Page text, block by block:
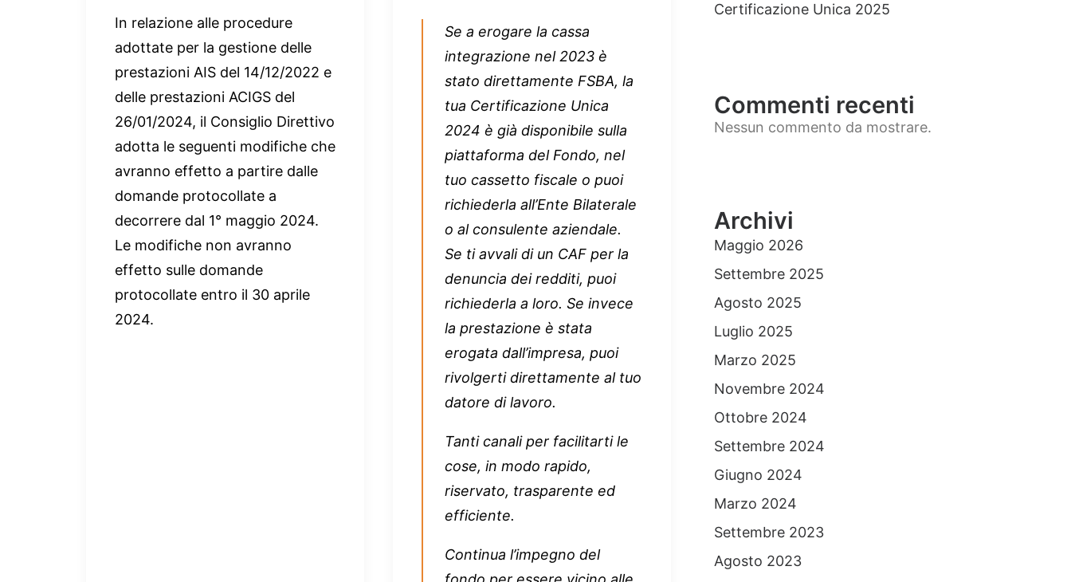
In relazione alle procedure
adottate per la gestione delle
prestazioni AIS del 14/12/2022 e
delle prestazioni ACIGS del
26/01/2024, il Consiglio Direttivo
adotta le seguenti modifiche che
avranno effetto a partire dalle
domande protocollate a
decorrere dal 1° maggio 2024.
Le modifiche non avranno
effetto sulle domande
protocollate entro il 30 aprile
2024.
Se a erogare la cassa
integrazione nel 2023 è
stato direttamente FSBA, la
tua Certificazione Unica
2024 è già disponibile sulla
piattaforma del Fondo, nel
tuo cassetto fiscale o puoi
richiederla all’Ente Bilaterale
o al consulente aziendale.
Se ti avvali di un CAF per la
denuncia dei redditi, puoi
richiederla a loro. Se invece
la prestazione è stata
erogata dall’impresa, puoi
rivolgerti direttamente al tuo
datore di lavoro.
Tanti canali per facilitarti le
cose, in modo rapido,
riservato, trasparente ed
efficiente.
Continua l’impegno del
Certificazione Unica 2025
Commenti recenti
Nessun commento da mostrare.
Archivi
Maggio 2026
Settembre 2025
Agosto 2025
Luglio 2025
Marzo 2025
Novembre 2024
Ottobre 2024
Settembre 2024
Giugno 2024
Marzo 2024
Settembre 2023
Agosto 2023